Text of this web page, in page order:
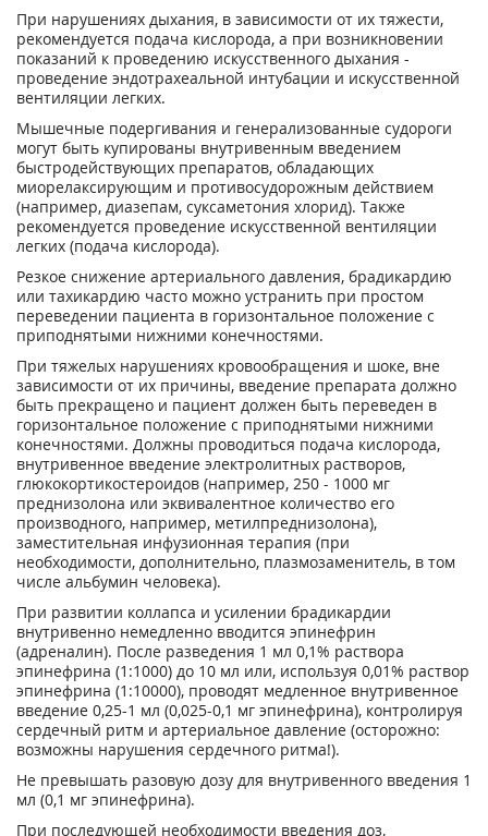
При нарушениях дыхания, в зависимости от их тяжести,
рекомендуется подача кислорода, а при возникновении
показаний к проведению искусственного дыхания -
проведение эндотрахеальной интубации и искусственной
вентиляции легких.
Мышечные подергивания и генерализованные судороги
могут быть купированы внутривенным введением
быстродействующих препаратов, обладающих
миорелаксирующим и противосудорожным действием
(например, диазепам, суксаметония хлорид). Также
рекомендуется проведение искусственной вентиляции
легких (подача кислорода).
Резкое снижение артериального давления, брадикардию
или тахикардию часто можно устранить при простом
переведении пациента в горизонтальное положение с
приподнятыми нижними конечностями.
При тяжелых нарушениях кровообращения и шоке, вне
зависимости от их причины, введение препарата должно
быть прекращено и пациент должен быть переведен в
горизонтальное положение с приподнятыми нижними
конечностями. Должны проводиться подача кислорода,
внутривенное введение электролитных растворов,
глюкокортикостероидов (например, 250 - 1000 мг
преднизолона или эквивалентное количество его
производного, например, метилпреднизолона),
заместительная инфузионная терапия (при
необходимости, дополнительно, плазмозаменитель, в том
числе альбумин человека).
При развитии коллапса и усилении брадикардии
внутривенно немедленно вводится эпинефрин
(адреналин). После разведения 1 мл 0,1% раствора
эпинефрина (1:1000) до 10 мл или, используя 0,01% раствор
эпинефрина (1:10000), проводят медленное внутривенное
введение 0,25-1 мл (0,025-0,1 мг эпинефрина), контролируя
сердечный ритм и артериальное давление (осторожно:
возможны нарушения сердечного ритма!).
Не превышать разовую дозу для внутривенного введения 1
мл (0,1 мг эпинефрина).
При последующей необходимости введения доз,